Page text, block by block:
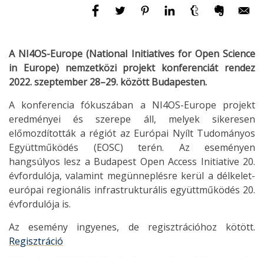
A NI4OS-Europe (National Initiatives for Open Science
in Europe) nemzetközi projekt konferenciát rendez
2022. szeptember 28–29. között Budapesten.
A konferencia fókuszában a NI4OS-Europe projekt
eredményei és szerepe áll, melyek sikeresen
előmozdították a régiót az Európai Nyílt Tudományos
Együttműködés (EOSC) terén. Az eseményen
hangsúlyos lesz a Budapest Open Access Initiative 20.
évfordulója, valamint megünneplésre kerül a délkelet-
európai regionális infrastrukturális együttműködés 20.
évfordulója is.
Az esemény ingyenes, de regisztrációhoz kötött.
Regisztráció